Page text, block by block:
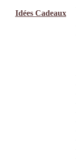
Idées Cadeaux